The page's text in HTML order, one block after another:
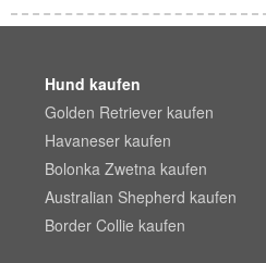
Hund kaufen
Golden Retriever kaufen
Havaneser kaufen
Bolonka Zwetna kaufen
Australian Shepherd kaufen
Border Collie kaufen